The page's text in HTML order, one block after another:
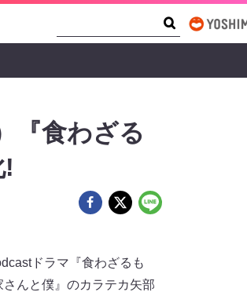
『食わざる
ドラマ『食わざるも
んと僕』のカラテカ矢部